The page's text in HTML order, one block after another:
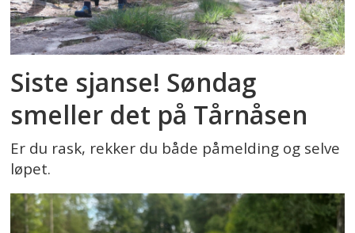
Siste sjanse! Søndag
smeller det på Tårnåsen
Er du rask, rekker du både påmelding og selve
løpet.